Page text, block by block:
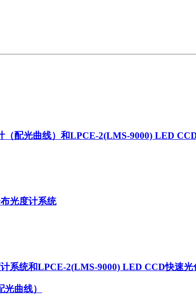
配光曲线）和LPCE-2(LMS-9000) LED
光度计系统
系统和LPCE-2(LMS-9000) LED CCD快速
曲线）